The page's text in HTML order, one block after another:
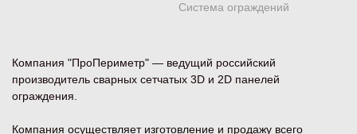
Компания "ПроПериметр" — ведущий российский
производитель сварных сетчатых 3D и 2D панелей
ограждения.
Компания осуществляет изготовление и продажу всего
Система ограждений